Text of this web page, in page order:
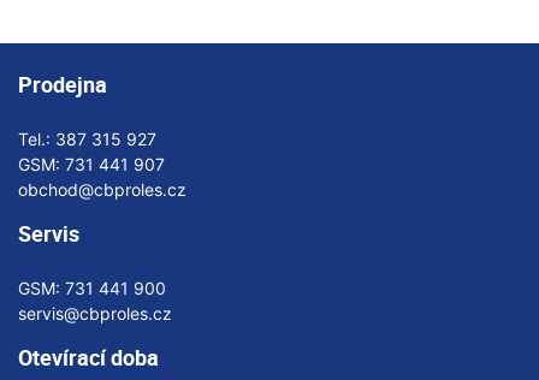
Prodejna
Tel.: 387 315 927
GSM: 731 441 907
obchod@cbproles.cz
Servis
GSM: 731 441 900
servis@cbproles.cz
Otevírací doba